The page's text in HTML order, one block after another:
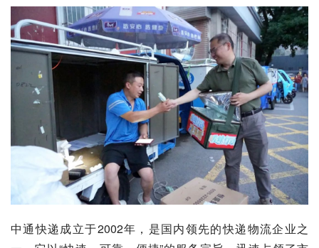
中通快递成立于2002年，是国内领先的快递物流企业之